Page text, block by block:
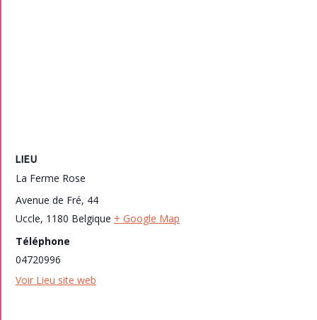
LIEU
La Ferme Rose
Avenue de Fré, 44
Uccle, 1180 Belgique + Google Map
Téléphone
04720996
Voir Lieu site web